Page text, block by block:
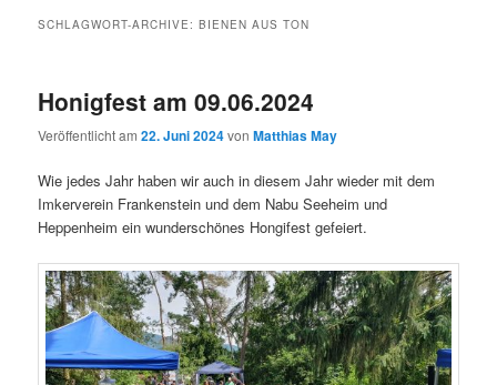
SCHLAGWORT-ARCHIVE:BIENEN AUS TON
Honigfest am 09.06.2024
Veröffentlicht am22. Juni 2024vonMatthias May
Wie jedes Jahr haben wir auch in diesem Jahr wieder mit dem
Imkerverein Frankenstein und dem Nabu Seeheim und
Heppenheim ein wunderschönes Hongifest gefeiert.